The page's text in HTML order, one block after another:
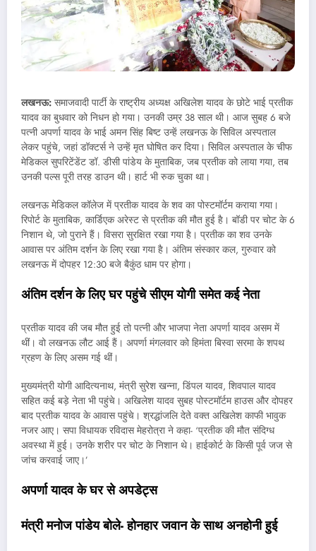
लखनऊ: समाजवादी पार्टी के राष्‍ट्रीय अध्‍यक्ष अखिलेश यादव के छोटे भाई प्रतीक
यादव का बुधवार को निधन हो गया। उनकी उम्र 38 साल थी। आज सुबह 6 बजे
पत्नी अपर्णा यादव के भाई अमन सिंह बिष्ट उन्हें लखनऊ के सिविल अस्पताल
लेकर पहुंचे, जहां डॉक्टर्स ने उन्हें मृत घोषित कर दिया। सिविल अस्पताल के चीफ
मेडिकल सुपरिटेंडेंट डॉ. डीसी पांडेय के मुताबिक, जब प्रतीक को लाया गया, तब
उनकी पल्स पूरी तरह डाउन थी। हार्ट भी रुक चुका था।
लखनऊ मेडिकल कॉलेज में प्रतीक यादव के शव का पोस्टमॉर्टम कराया गया।
रिपोर्ट के मुताबिक, कार्डिएक अरेस्ट से प्रतीक की मौत हुई है। बॉडी पर चोट के 6
निशान थे, जो पुराने हैं। विसरा सुरक्षित रखा गया है। प्रतीक का शव उनके
आवास पर अंतिम दर्शन के लिए रखा गया है। अंतिम संस्कार कल, गुरुवार को
लखनऊ में दोपहर 12:30 बजे बैकुंठ धाम पर होगा।
अंतिम दर्शन के लिए घर पहुंचे सीएम योगी समेत कई नेता
प्रतीक यादव की जब मौत हुई तो पत्नी और भाजपा नेता अपर्णा यादव असम में
थीं। वो लखनऊ लौट आई हैं। अपर्णा मंगलवार को हिमंता बिस्वा सरमा के शपथ
ग्रहण के लिए असम गई थीं।
मुख्‍यमंत्री योगी आदित्‍यनाथ, मंत्री सुरेश खन्ना, डिंपल यादव, शिवपाल यादव
सहित कई बड़े नेता भी पहुंचे। अखिलेश यादव सुबह पोस्टमॉर्टम हाउस और दोपहर
बाद प्रतीक यादव के आवास पहुंचे। श्रद्धांजलि देते वक्त अखिलेश काफी भावुक
नजर आए। सपा विधायक रविदास मेहरोत्रा ने कहा- ‘प्रतीक की मौत संदिग्ध
अवस्था में हुई। उनके शरीर पर चोट के निशान थे। हाईकोर्ट के किसी पूर्व जज से
जांच करवाई जाए।’
अपर्णा यादव के घर से अपडेट्स
मंत्री मनोज पांडेय बोले- होनहार जवान के साथ अनहोनी हुई